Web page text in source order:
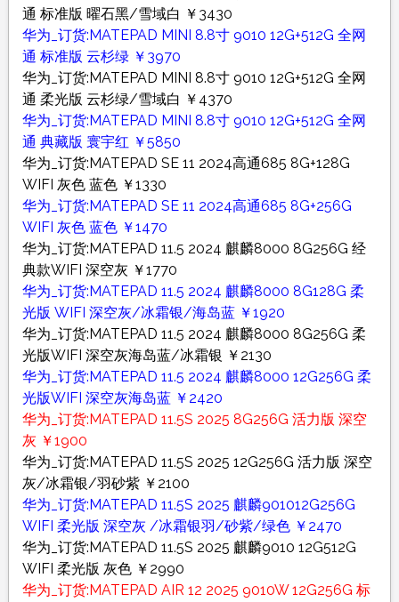
通 标准版 曜石黑/雪域白 ￥3430
华为_订货:MATEPAD MINI 8.8寸 9010 12G+512G 全网
通 标准版 云杉绿 ￥3970
华为_订货:MATEPAD MINI 8.8寸 9010 12G+512G 全网
通 柔光版 云杉绿/雪域白 ￥4370
华为_订货:MATEPAD MINI 8.8寸 9010 12G+512G 全网
通 典藏版 寰宇红 ￥5850
华为_订货:MATEPAD SE 11 2024高通685 8G+128G
WIFI 灰色 蓝色 ￥1330
华为_订货:MATEPAD SE 11 2024高通685 8G+256G
WIFI 灰色 蓝色 ￥1470
华为_订货:MATEPAD 11.5 2024 麒麟8000 8G256G 经
典款WIFI 深空灰 ￥1770
华为_订货:MATEPAD 11.5 2024 麒麟8000 8G128G 柔
光版 WIFI 深空灰/冰霜银/海岛蓝 ￥1920
华为_订货:MATEPAD 11.5 2024 麒麟8000 8G256G 柔
光版WIFI 深空灰海岛蓝/冰霜银 ￥2130
华为_订货:MATEPAD 11.5 2024 麒麟8000 12G256G 柔
光版WIFI 深空灰海岛蓝 ￥2420
华为_订货:MATEPAD 11.5S 2025 8G256G 活力版 深空
灰 ￥1900
华为_订货:MATEPAD 11.5S 2025 12G256G 活力版 深空
灰/冰霜银/羽砂紫 ￥2100
华为_订货:MATEPAD 11.5S 2025 麒麟901012G256G
WIFI 柔光版 深空灰 /冰霜银羽/砂紫/绿色 ￥2470
华为_订货:MATEPAD 11.5S 2025 麒麟9010 12G512G
WIFI 柔光版 灰色 ￥2990
华为_订货:MATEPAD AIR 12 2025 9010W 12G256G 标